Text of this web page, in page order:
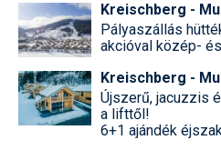
Kreischberg -
Pályaszállás
akcióval közép-
Kreischberg -
Újszerű, jacuzzis
a lifttől!
6+1 ajándék